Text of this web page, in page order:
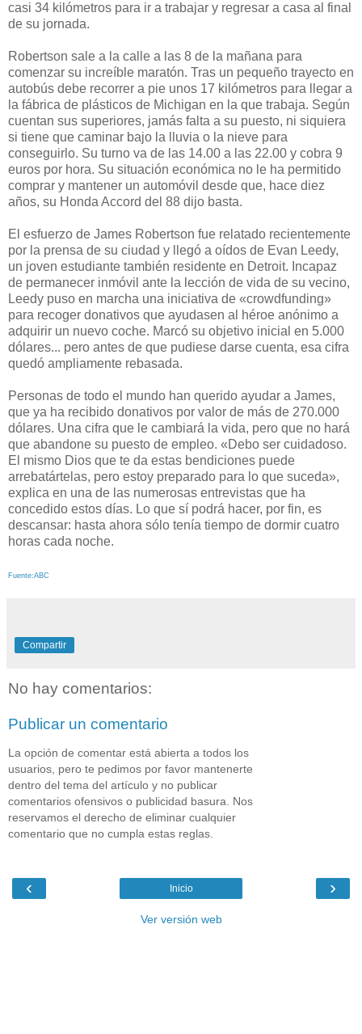
casi 34 kilómetros para ir a trabajar y regresar a casa al final
de su jornada.
Robertson sale a la calle a las 8 de la mañana para
comenzar su increíble maratón. Tras un pequeño trayecto en
autobús debe recorrer a pie unos 17 kilómetros para llegar a
la fábrica de plásticos de Michigan en la que trabaja. Según
cuentan sus superiores, jamás falta a su puesto, ni siquiera
si tiene que caminar bajo la lluvia o la nieve para
conseguirlo. Su turno va de las 14.00 a las 22.00 y cobra 9
euros por hora. Su situación económica no le ha permitido
comprar y mantener un automóvil desde que, hace diez
años, su Honda Accord del 88 dijo basta.
El esfuerzo de James Robertson fue relatado recientemente
por la prensa de su ciudad y llegó a oídos de Evan Leedy,
un joven estudiante también residente en Detroit. Incapaz
de permanecer inmóvil ante la lección de vida de su vecino,
Leedy puso en marcha una iniciativa de «crowdfunding»
para recoger donativos que ayudasen al héroe anónimo a
adquirir un nuevo coche. Marcó su objetivo inicial en 5.000
dólares... pero antes de que pudiese darse cuenta, esa cifra
quedó ampliamente rebasada.
Personas de todo el mundo han querido ayudar a James,
que ya ha recibido donativos por valor de más de 270.000
dólares. Una cifra que le cambiará la vida, pero que no hará
que abandone su puesto de empleo. «Debo ser cuidadoso.
El mismo Dios que te da estas bendiciones puede
arrebatártelas, pero estoy preparado para lo que suceda»,
explica en una de las numerosas entrevistas que ha
concedido estos días. Lo que sí podrá hacer, por fin, es
descansar: hasta ahora sólo tenía tiempo de dormir cuatro
horas cada noche.
Fuente:ABC
Compartir
No hay comentarios:
Publicar un comentario
La opción de comentar está abierta a todos los
usuarios, pero te pedimos por favor mantenerte
dentro del tema del artículo y no publicar
comentarios ofensivos o publicidad basura. Nos
reservamos el derecho de eliminar cualquier
comentario que no cumpla estas reglas.
‹ ›
Inicio
Ver versión web